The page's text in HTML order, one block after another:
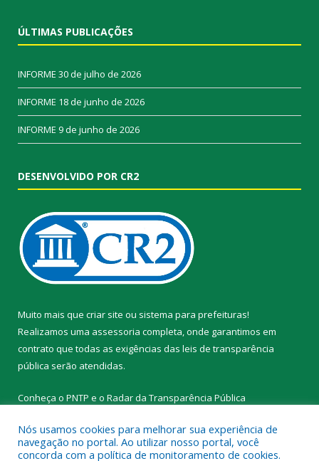
ÚLTIMAS PUBLICAÇÕES
INFORME 30 de julho de 2026
INFORME 18 de junho de 2026
INFORME 9 de junho de 2026
DESENVOLVIDO POR CR2
Muito mais que criar site ou sistema para prefeituras!
Realizamos uma assessoria completa, onde garantimos em
contrato que todas as exigências das leis de transparência
pública serão atendidas.
Conheça o PNTP e o Radar da Transparência Pública
Nós usamos cookies para melhorar sua experiência de
navegação no portal. Ao utilizar nosso portal, você
concorda com a política de monitoramento de cookies.